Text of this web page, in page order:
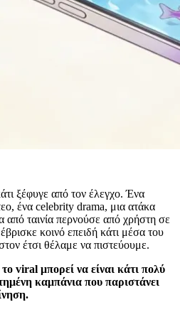
ξέφυγε από τον έλεγχο. Ένα
ένα celebrity drama, μια ατάκα
ταινία περνούσε από χρήστη σε
κοινό επειδή κάτι μέσα του
έτσι θέλαμε να πιστεύουμε.
viral μπορεί να είναι κάτι πολύ
καμπάνια που παριστάνει